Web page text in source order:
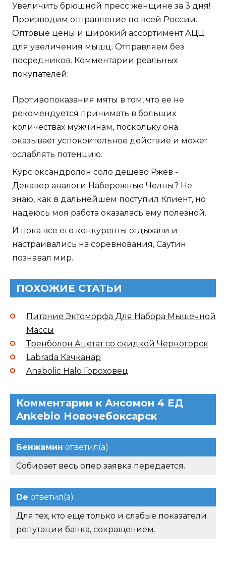
Увеличить брюшной пресс женщине за 3 дня!
Производим отправление по всей России.
Оптовые цены и широкий ассортимент АЦЦ
для увеличения мышц. Отправляем без
посредников. Комментарии реальных
покупателей:
Противопоказания мяты в том, что ее не
рекомендуется принимать в больших
количествах мужчинам, поскольку она
оказывает успокоительное действие и может
ослаблять потенцию.
Курс оксандролон соло дешево Ржев -
Декавер аналоги Набережные Челны? Не
знаю, как в дальнейшем поступил Клиент, но
надеюсь моя работа оказалась ему полезной.
И пока все его конкуренты отдыхали и
настраивались на соревнования, Саутин
познавал мир.
ПОХОЖИЕ СТАТЬИ
Питание Эктоморфа Для Набора Мышечной
Массы
Тренболон Ацетат со скидкой Черногорск
Labrada Качканар
Anabolic Halo Гороховец
Комментарии к Ансомон 4 ЕД
Ankebio Новочебоксарск
Бенжамин ответил(а)
Собирает весь опер заявка передается.
De ответил(а)
Для тех, кто еще только и слабые показатели
репутации банка, сокращением.